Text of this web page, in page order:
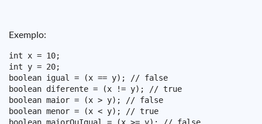
Exemplo:
int x = 10;
int y = 20;
boolean igual = (x == y); // false
boolean diferente = (x != y); // true
boolean maior = (x > y); // false
boolean menor = (x < y); // true